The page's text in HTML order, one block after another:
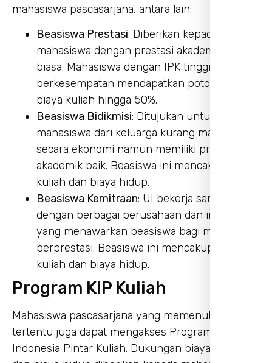
mahasiswa pascasarjana, antara lain:
Beasiswa Prestasi: Diberikan kepada
mahasiswa dengan prestasi akademik luar
biasa. Mahasiswa dengan IPK tinggi
berkesempatan mendapatkan potongan
biaya kuliah hingga 50%.
Beasiswa Bidikmisi: Ditujukan untuk
mahasiswa dari keluarga kurang mampu
secara ekonomi namun memiliki prestasi
akademik baik. Beasiswa ini mencakup biaya
kuliah dan biaya hidup.
Beasiswa Kemitraan: UI bekerja sama
dengan berbagai perusahaan dan instansi
yang menawarkan beasiswa bagi mahasiswa
berprestasi. Beasiswa ini mencakup biaya
kuliah dan biaya hidup.
Program KIP Kuliah
Mahasiswa pascasarjana yang memenuhi kriteria
tertentu juga dapat mengakses Program Kartu
Indonesia Pintar Kuliah. Dukungan biaya kuliah